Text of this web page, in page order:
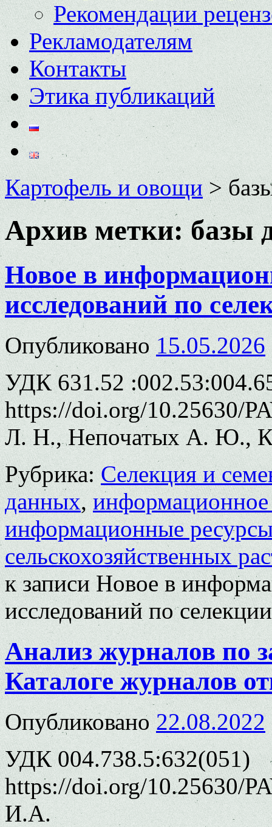
Рекомендации
Рекламодателям
Контакты
Этика публикаций
Картофель и овощи>
Архив метки:базы
Новое в
исследований по
Опубликовано 15.05.2026
УДК 631.52
https://doi.org/10.25630/
Л. Н., Непочатых А. Ю.,
Рубрика: Селекция и
данных,информационное
информационные
сельскохозяйственных
к записи Новое в
исследований по
Анализ журналов по
Каталоге журналов
Опубликовано 22.08.2022
УДК 004.738.5:632(051)
https://doi.org/10.25630/
И.А.